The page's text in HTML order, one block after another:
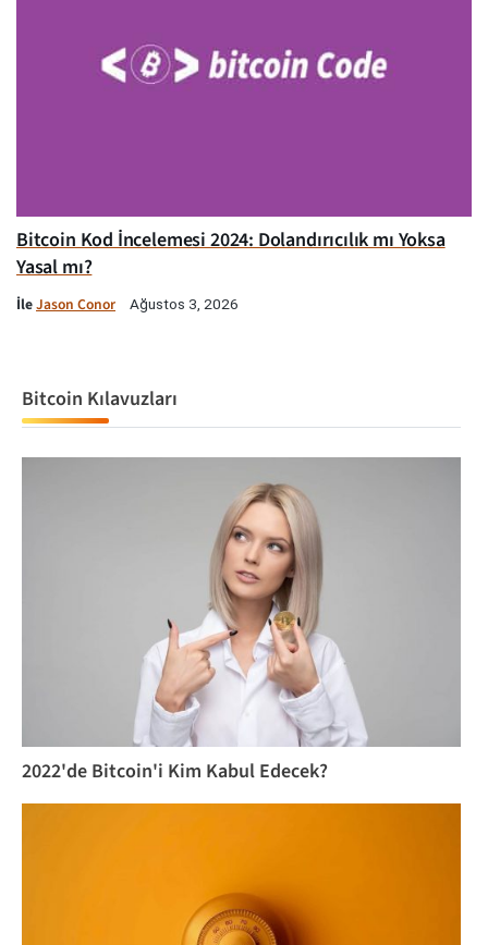
Bitcoin Kod İncelemesi 2024: Dolandırıcılık mı Yoksa
Yasal mı?
İleJason Conor Ağustos 3, 2026
Bitcoin Kılavuzları
2022'de Bitcoin'i Kim Kabul Edecek?